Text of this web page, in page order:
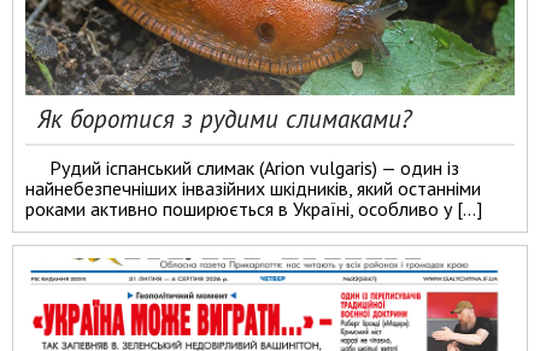
Як боротися з рудими слимаками?
Рудий іспанський слимак (Arion vulgaris) — один із
найнебезпечніших інвазійних шкідників, який останніми
роками активно поширюється в Україні, особливо у […]